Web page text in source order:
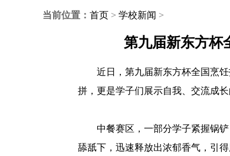
当前位置： 首页 > 学校新闻 >
第九届新东方杯
近日，第九届新东方杯全国烹
拼，更是学子们展示自我、交流成长
中餐赛区，一部分学子紧握锅
舔舐下，迅速释放出浓郁香气，引得